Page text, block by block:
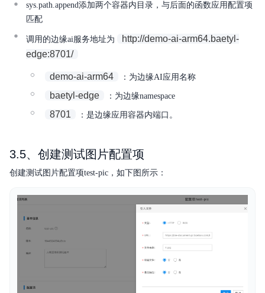
sys.path.append添加两个容器内目录，与后面的函数应用配置项
匹配
调用的边缘ai服务地址为
http://demo-ai-arm64.baetyl-
edge:8701/
demo-ai-arm64 ：为边缘AI应用名称
baetyl-edge ：为边缘namespace
8701 ：是边缘应用容器内端口。
3.5、创建测试图片配置项
创建测试图片配置项test-pic，如下图所示：